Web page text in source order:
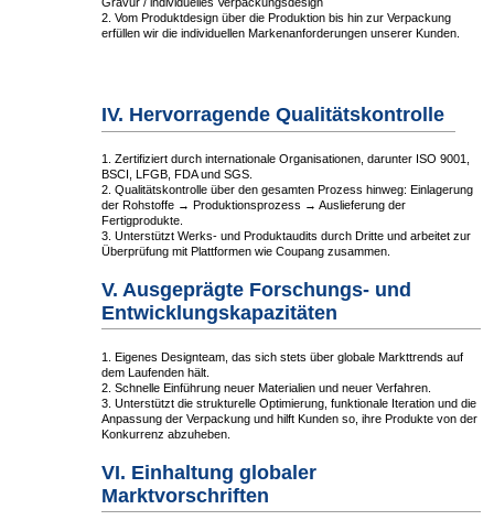
2. Vom Produktdesign über die Produktion bis hin zur Verpackung
erfüllen wir die individuellen Markenanforderungen unserer Kunden.
IV. Hervorragende Qualitätskontrolle
1. Zertifiziert durch internationale Organisationen, darunter ISO 9001,
BSCI, LFGB, FDA und SGS.
2. Qualitätskontrolle über den gesamten Prozess hinweg: Einlagerung
der Rohstoffe → Produktionsprozess → Auslieferung der
Fertigprodukte.
3. Unterstützt Werks- und Produktaudits durch Dritte und arbeitet zur
Überprüfung mit Plattformen wie Coupang zusammen.
V. Ausgeprägte Forschungs- und
Entwicklungskapazitäten
1. Eigenes Designteam, das sich stets über globale Markttrends auf
dem Laufenden hält.
2. Schnelle Einführung neuer Materialien und neuer Verfahren.
3. Unterstützt die strukturelle Optimierung, funktionale Iteration und die
Anpassung der Verpackung und hilft Kunden so, ihre Produkte von der
Konkurrenz abzuheben.
VI. Einhaltung globaler
Marktvorschriften